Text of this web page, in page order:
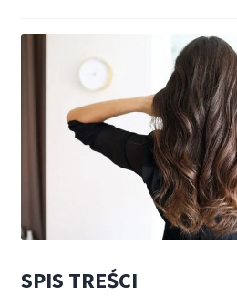
SPIS TREŚCI